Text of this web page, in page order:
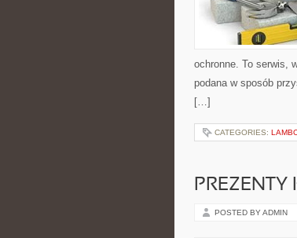
ochronne. To serwis,
podana w sposób
[…]
CATEGORIES:
POSTED BY ADMIN